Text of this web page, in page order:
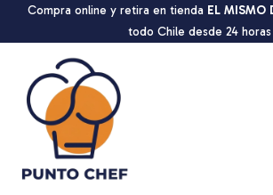
Compra online y retira en tienda EL MISMO
todo Chile desde 24 horas